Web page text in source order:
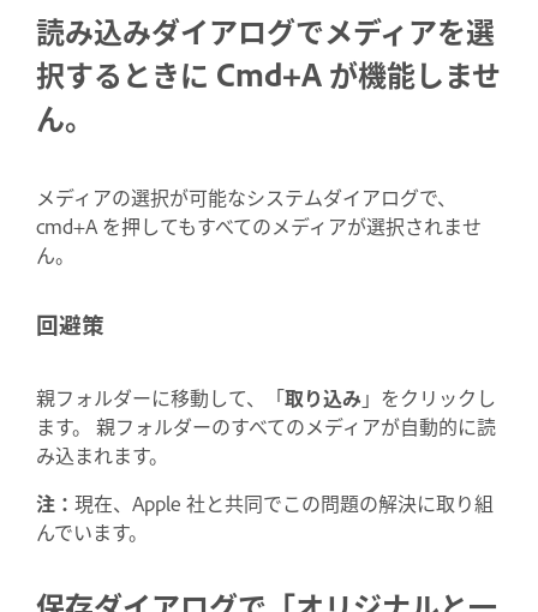
読み込みダイアログでメディアを選
択するときに Cmd+A が機能しませ
ん。
メディアの選択が可能なシステムダイアログで、
cmd+A を押してもすべてのメディアが選択されませ
ん。
回避策
親フォルダーに移動して、「取り込み」をクリックし
ます。 親フォルダーのすべてのメディアが自動的に読
み込まれます。
注： 現在、Apple 社と共同でこの問題の解決に取り組
んでいます。